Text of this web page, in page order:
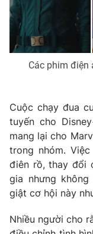
THỜI BÁO VTV
Cơ quan chủ quản:
Cơ quan báo chí:
Giấy phép hoạt
cấp ngày 29/12/2023
Tổng Biên tập:Vũ
Nguyễn Trọng Ninh
Các phim điện
Cuộc chạy đua
tuyến cho
mang lại cho
trong nhóm.
điên rồ, thay đổi
gia nhưng
giật cơ hội này
Nhiều người cho